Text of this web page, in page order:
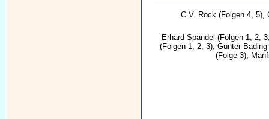
C.V. Rock (Folgen 4, 5),
Erhard Spandel (Folgen 1, 2,
(Folgen 1, 2, 3), Günter Bading
(Folge 3),